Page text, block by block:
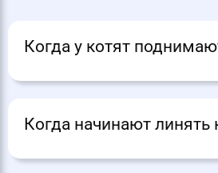
Когда у котят
Когда начинают линять